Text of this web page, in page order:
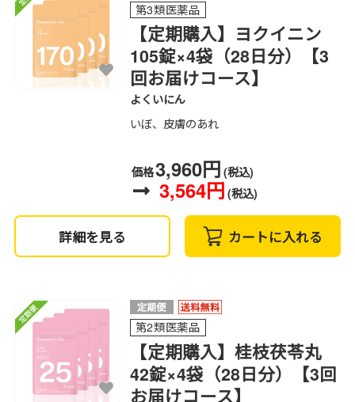
第3類医薬品
【定期購入】ヨクイニン
105錠×4袋（28日分）【3
回お届けコース】
よくいにん
いぼ、皮膚のあれ
価格3,960円 (税込)
3,564円 (税込)
詳細を見る カートに入れる
第2類医薬品
【定期購入】桂枝茯苓丸
42錠×4袋（28日分）【3回
お届けコース】